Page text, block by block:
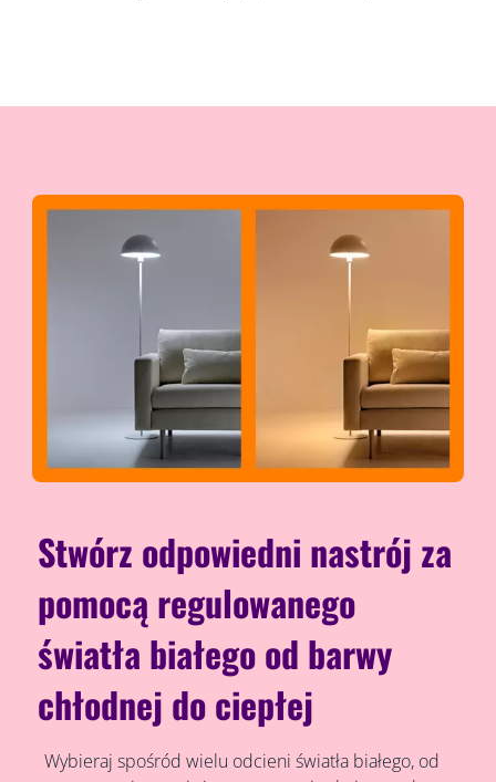
Stwórz odpowiedni nastrój za
pomocą regulowanego
światła białego od barwy
chłodnej do ciepłej
Wybieraj spośród wielu odcieni światła białego, od